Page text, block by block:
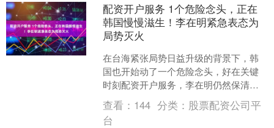
配资开户服务 1个危险念头，正在
韩国慢慢滋生！李在明紧急表态为
局势灭火
在台海紧张局势日益升级的背景下，韩
国也开始动了一个危险念头，好在关键
时刻配资开户服务，李在明仍然保清
醒。 （部分韩国在野党议员呼吁发展核
武器，遭到李在明反对） ....
查看： 144 分类： 股票配资公司平
台